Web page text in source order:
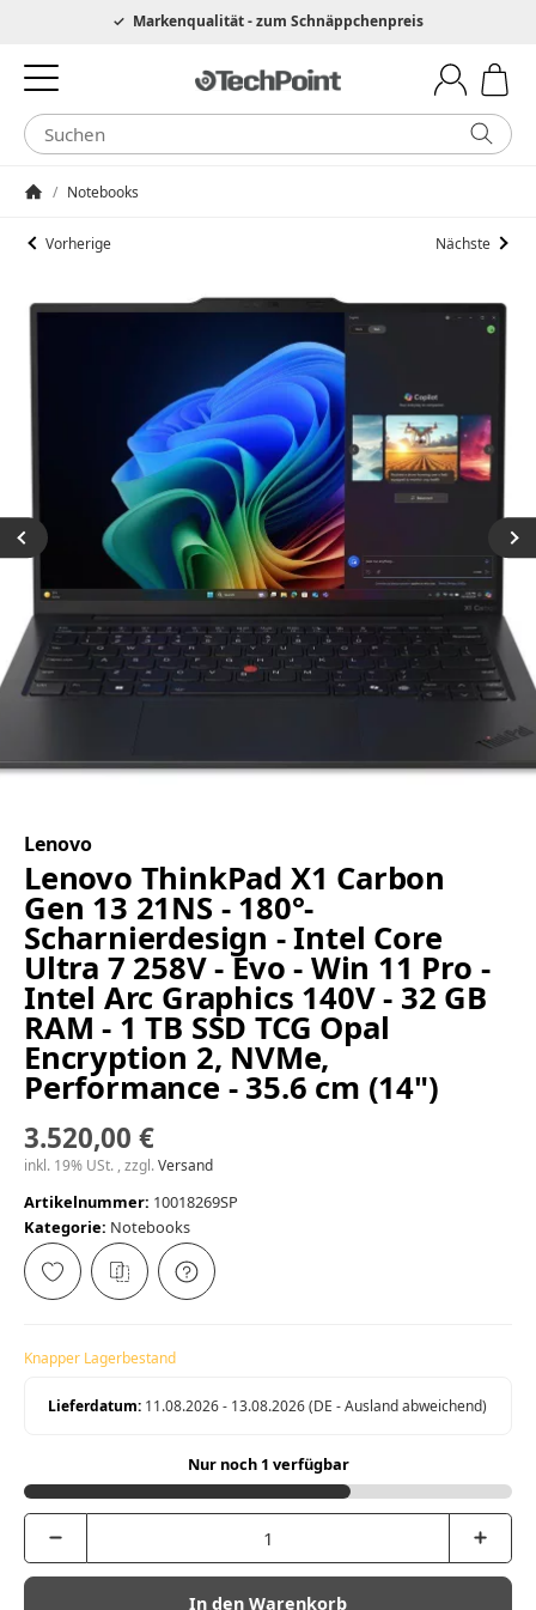
Hotline 0049 6205 3079975Markenqualität - zum Schnäppchenpreis
/ Notebooks
Vorherige Nächste
Lenovo
Lenovo ThinkPad X1 Carbon
Gen 13 21NS - 180°-
Scharnierdesign - Intel Core
Ultra 7 258V - Evo - Win 11 Pro -
Intel Arc Graphics 140V - 32 GB
RAM - 1 TB SSD TCG Opal
Encryption 2, NVMe,
Performance - 35.6 cm (14")
3.520,00 €
inkl. 19% USt. , zzgl.Versand
Artikelnummer: 10018269SP
Kategorie: Notebooks
Knapper Lagerbestand
Lieferdatum: 11.08.2026 - 13.08.2026(DE - Ausland abweichend)
Nur noch 1 verfügbar
In den Warenkorb